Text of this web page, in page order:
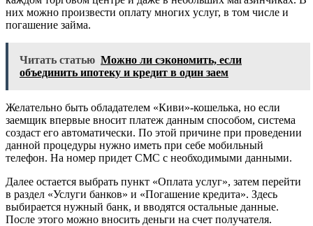
них можно произвести оплату многих услуг, в том числе и
погашение займа.
Читать статью Можно ли сэкономить, если
объединить ипотеку и кредит в один заем
Желательно быть обладателем «Киви»-кошелька, но если
заемщик впервые вносит платеж данным способом, система
создаст его автоматически. По этой причине при проведении
данной процедуры нужно иметь при себе мобильный
телефон. На номер придет СМС с необходимыми данными.
Далее остается выбрать пункт «Оплата услуг», затем перейти
в раздел «Услуги банков» и «Погашение кредита». Здесь
выбирается нужный банк, и вводятся остальные данные.
После этого можно вносить деньги на счет получателя.